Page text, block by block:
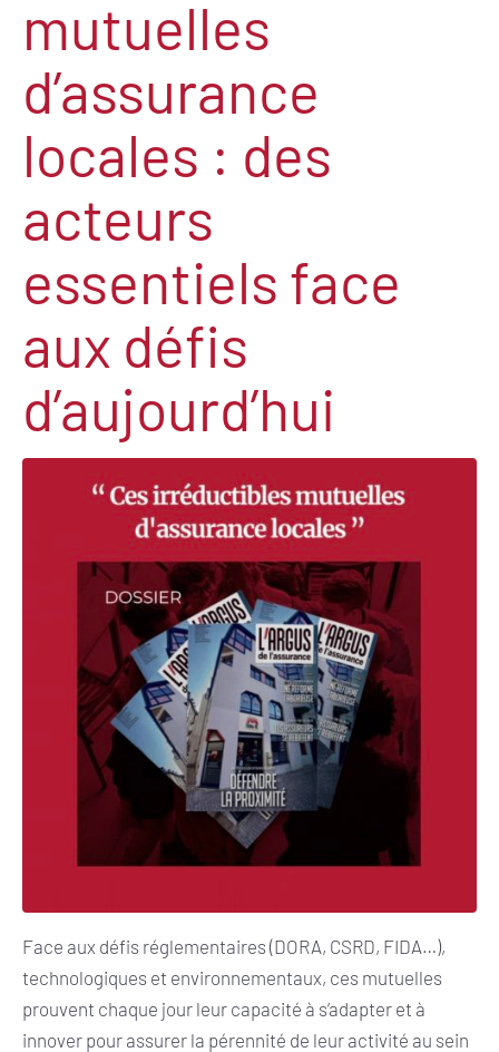
mutuelles
d’assurance
locales : des
acteurs
essentiels face
aux défis
d’aujourd’hui
Face aux défis réglementaires (DORA, CSRD, FIDA…),
technologiques et environnementaux, ces mutuelles
prouvent chaque jour leur capacité à s’adapter et à
innover pour assurer la pérennité de leur activité au sein